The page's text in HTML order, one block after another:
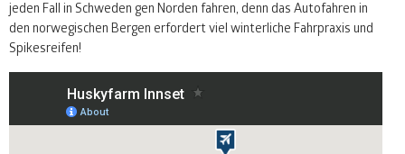
jeden Fall in Schweden gen Norden fahren, denn das Autofahren in
den norwegischen Bergen erfordert viel winterliche Fahrpraxis und
Spikesreifen!